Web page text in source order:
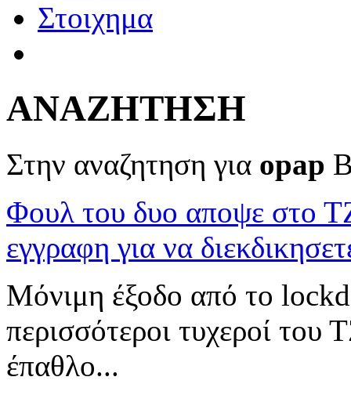
Στοιχημα
ΑΝΑΖΗΤΗΣΗ
Στην αναζητηση για opap
Φουλ του δυο αποψε στο
εγγραφη για να
Μόνιμη έξοδο από το
περισσότεροι τυχεροί
έπαθλο...